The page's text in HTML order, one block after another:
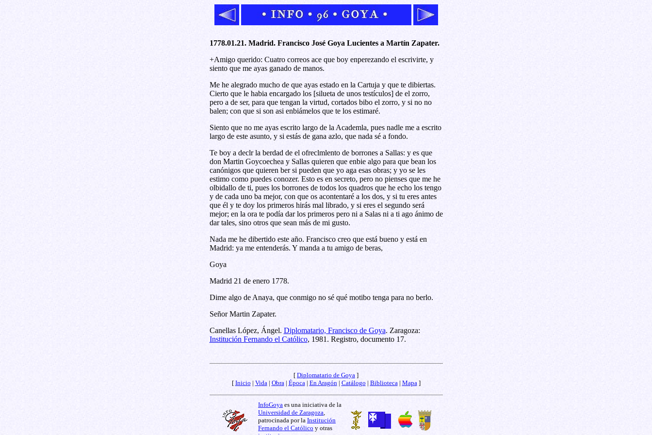
1778.01.21. Madrid. Francisco José Goya Lucientes a Martín Zapater.
+Amigo querido: Cuatro correos ace que boy enperezando el escrivirte, y
siento que me ayas ganado de manos.
Me he alegrado mucho de que ayas estado en la Cartuja y que te dibiertas.
Cierto que le habia encargado los [silueta de unos testículos] de el zorro,
pero a de ser, para que tengan la virtud, cortados bibo el zorro, y si no no
balen; con que si son asi enbiámelos que te los estimaré.
Siento que no me ayas escrito largo de la Academla, pues nadle me a escrito
largo de este asunto, y si estás de gana azlo, que nada sé a fondo.
Te boy a declr la berdad de el ofreclmlento de borrones a Sallas: y es que
don Martin Goycoechea y Sallas quieren que enbie algo para que bean los
canónigos que quieren ber si pueden que yo aga esas obras; y yo se les
estimo como puedes conozer. Esto es en secreto, pero no pienses que me he
olbidallo de ti, pues los borrones de todos los quadros que he echo los tengo
y de cada uno ba mejor, con que os acontentaré a los dos, y si tu eres antes
que él y te doy los primeros hirás mal librado, y si eres el segundo será
mejor; en la ora te podía dar los primeros pero ni a Salas ni a ti ago ánimo de
dar tales, sino otros que sean más de mi gusto.
Nada me he dibertido este año. Francisco creo que está bueno y está en
Madrid: ya me entenderás. Y manda a tu amigo de beras,
Goya
Madrid 21 de enero 1778.
Dime algo de Anaya, que conmigo no sé qué motibo tenga para no berlo.
Señor Martin Zapater.
Canellas López, Ángel. Diplomatario, Francisco de Goya. Zaragoza:
Institución Fernando el Católico, 1981. Registro, documento 17.
[ Diplomatario de Goya ]
[ Inicio | Vida | Obra | Época | En Aragón | Catálogo | Biblioteca | Mapa ]
InfoGoya es una iniciativa de la
Universidad de Zaragoza
patrocinada por la Institución
Fernando el Católico y otras